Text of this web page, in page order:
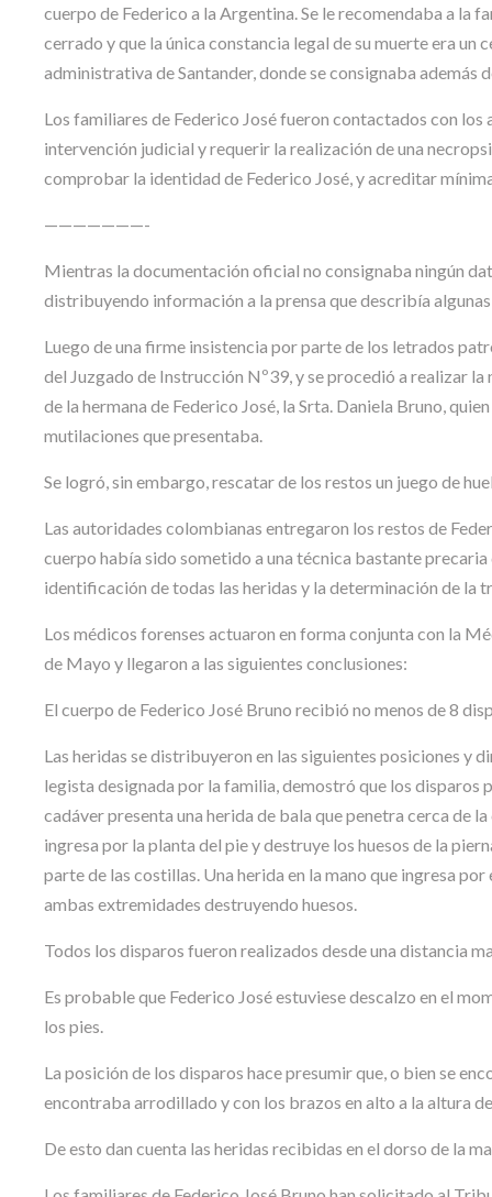
cuerpo de Federico a la Argentina. Se le recomendaba a la
cerrado y que la única constancia legal de su muerte era
administrativa de Santander, donde se consignaba además
Los familiares de Federico José fueron contactados con
intervención judicial y requerir la realización de una
comprobar la identidad de Federico José, y acreditar
———————-
Mientras la documentación oficial no consignaba ningún
distribuyendo información a la prensa que describía
Luego de una firme insistencia por parte de los letrados
del Juzgado de Instrucción Nº39, y se procedió a realizar
de la hermana de Federico José, la Srta. Daniela Bruno,
mutilaciones que presentaba.
Se logró, sin embargo, rescatar de los restos un juego de
Las autoridades colombianas entregaron los restos de
cuerpo había sido sometido a una técnica bastante
identificación de todas las heridas y la determinación de la
Los médicos forenses actuaron en forma conjunta con la
de Mayo y llegaron a las siguientes conclusiones:
El cuerpo de Federico José Bruno recibió no menos de 8
Las heridas se distribuyeron en las siguientes posiciones y
legista designada por la familia, demostró que los disparos
cadáver presenta una herida de bala que penetra cerca de
ingresa por la planta del pie y destruye los huesos de la
parte de las costillas. Una herida en la mano que ingresa
ambas extremidades destruyendo huesos.
Todos los disparos fueron realizados desde una distancia
Es probable que Federico José estuviese descalzo en el
los pies.
La posición de los disparos hace presumir que, o bien se
encontraba arrodillado y con los brazos en alto a la altura
De esto dan cuenta las heridas recibidas en el dorso de la